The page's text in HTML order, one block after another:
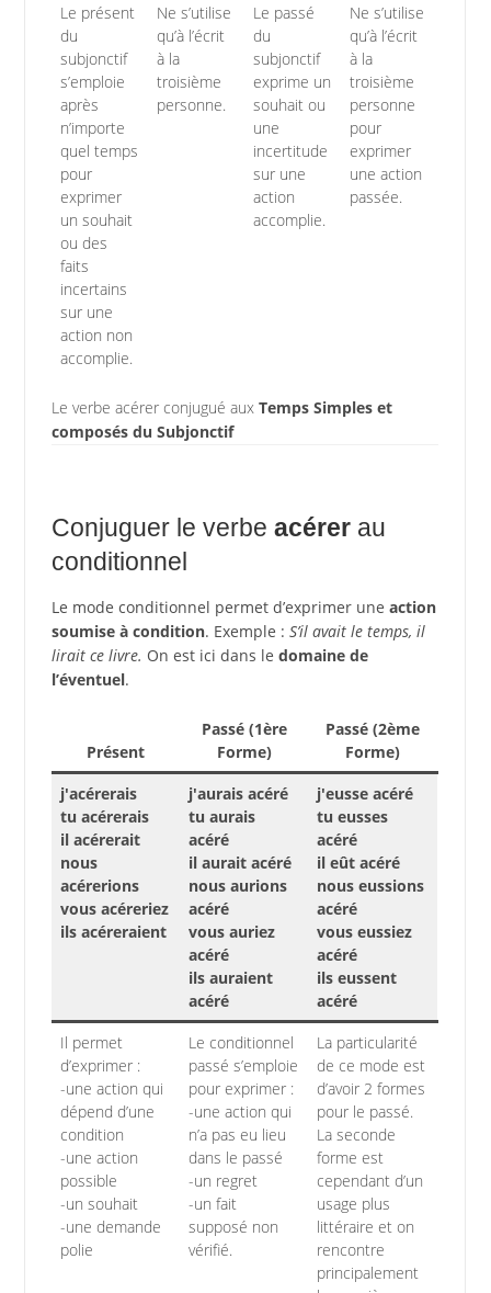
Le présent
du
subjonctif
s’emploie
après
n’importe
quel temps
pour
exprimer
un souhait
ou des
faits
incertains
sur une
action non
accomplie.
Ne s’utilise
qu’à l’écrit
à la
troisième
personne.
Le passé
du
subjonctif
exprime un
souhait ou
une
incertitude
sur une
action
accomplie.
Ne s’utilise
qu’à l’écrit
à la
troisième
personne
pour
exprimer
une action
passée.
Le verbe acérer conjugué aux Temps Simples et
composés du Subjonctif
Conjuguer le verbe acérerau
conditionnel
Le mode conditionnel permet d’exprimer une action
soumise à condition. Exemple : S’il avait le temps, il
lirait ce livre. On est ici dans le domaine de
l’éventuel.
Présent
Passé (1ère
Forme)
Passé (2ème
Forme)
j'acérerais
tu acérerais
il acérerait
nous
acérerions
vous acéreriez
ils acéreraient
j'aurais acéré
tu aurais
acéré
il aurait acéré
nous aurions
acéré
vous auriez
acéré
ils auraient
acéré
j'eusse acéré
tu eusses
acéré
il eût acéré
nous eussions
acéré
vous eussiez
acéré
ils eussent
acéré
Il permet
d’exprimer :
-une action qui
dépend d’une
condition
-une action
possible
-un souhait
-une demande
polie
Le conditionnel
passé s’emploie
pour exprimer :
-une action qui
n’a pas eu lieu
dans le passé
-un regret
-un fait
supposé non
vérifié.
La particularité
de ce mode est
d’avoir 2 formes
pour le passé.
La seconde
forme est
cependant d’un
usage plus
littéraire et on
rencontre
principalement